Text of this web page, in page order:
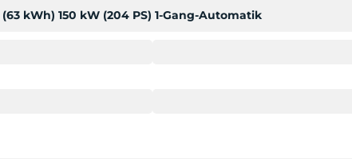
kWh) 150 kW (204 PS) 1-Gang-Automatik